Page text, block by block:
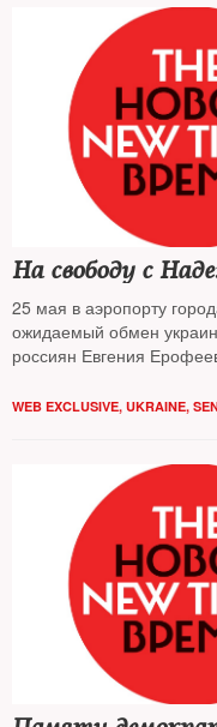
На свободу с
25 мая в аэропорту
ожидаемый обмен
россиян Евгения
WEB EXCLUSIVE, UKRAINE,